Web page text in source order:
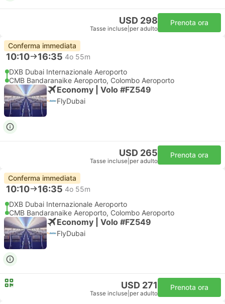
USD 298
Tasse incluse per adulto
Prenota ora
Conferma immediata
10:10 16:35 4o 55m
DXB Dubai Internazionale Aeroporto
CMB Bandaranaike Aeroporto, Colombo Aeroporto
Economy | Volo #FZ549
FlyDubai
USD 265
Tasse incluse per adulto
Prenota ora
Conferma immediata
10:10 16:35 4o 55m
DXB Dubai Internazionale Aeroporto
CMB Bandaranaike Aeroporto, Colombo Aeroporto
Economy | Volo #FZ549
FlyDubai
USD 271
Tasse incluse per adulto
Prenota ora